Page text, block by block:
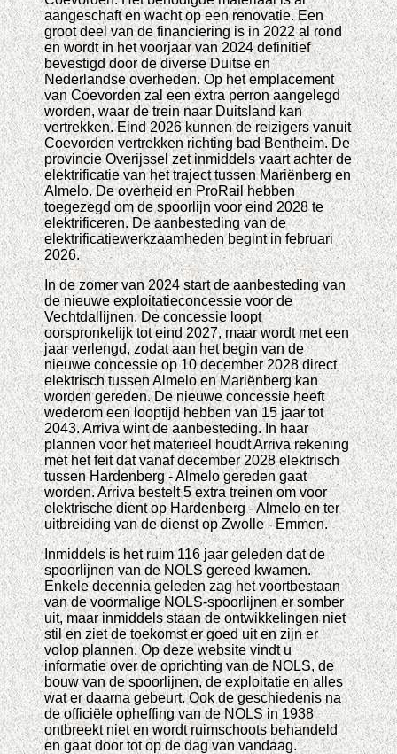
aangeschaft en wacht op een renovatie. Een
groot deel van de financiering is in 2022 al rond
en wordt in het voorjaar van 2024 definitief
bevestigd door de diverse Duitse en
Nederlandse overheden. Op het emplacement
van Coevorden zal een extra perron aangelegd
worden, waar de trein naar Duitsland kan
vertrekken. Eind 2026 kunnen de reizigers vanuit
Coevorden vertrekken richting bad Bentheim. De
provincie Overijssel zet inmiddels vaart achter de
elektrificatie van het traject tussen Mariënberg en
Almelo. De overheid en ProRail hebben
toegezegd om de spoorlijn voor eind 2028 te
elektrificeren. De aanbesteding van de
elektrificatiewerkzaamheden begint in februari
2026.
In de zomer van 2024 start de aanbesteding van
de nieuwe exploitatieconcessie voor de
Vechtdallijnen. De concessie loopt
oorspronkelijk tot eind 2027, maar wordt met een
jaar verlengd, zodat aan het begin van de
nieuwe concessie op 10 december 2028 direct
elektrisch tussen Almelo en Mariënberg kan
worden gereden. De nieuwe concessie heeft
wederom een looptijd hebben van 15 jaar tot
2043. Arriva wint de aanbesteding. In haar
plannen voor het materieel houdt Arriva rekening
met het feit dat vanaf december 2028 elektrisch
tussen Hardenberg - Almelo gereden gaat
worden. Arriva bestelt 5 extra treinen om voor
elektrische dient op Hardenberg - Almelo en ter
uitbreiding van de dienst op Zwolle - Emmen.
Inmiddels is het ruim 116 jaar geleden dat de
spoorlijnen van de NOLS gereed kwamen.
Enkele decennia geleden zag het voortbestaan
van de voormalige NOLS-spoorlijnen er somber
uit, maar inmiddels staan de ontwikkelingen niet
stil en ziet de toekomst er goed uit en zijn er
volop plannen. Op deze website vindt u
informatie over de oprichting van de NOLS, de
bouw van de spoorlijnen, de exploitatie en alles
wat er daarna gebeurt. Ook de geschiedenis na
de officiële opheffing van de NOLS in 1938
ontbreekt niet en wordt ruimschoots behandeld
en gaat door tot op de dag van vandaag.